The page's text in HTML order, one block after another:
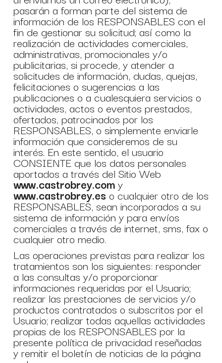
pasarán a forman parte del sistema de
información de los RESPONSABLES con el
fin de gestionar su solicitud; así como la
realización de actividades comerciales,
administrativas, promocionales y/o
publicitarias, si procede, y atender a
solicitudes de información, dudas, quejas,
felicitaciones o sugerencias a las
publicaciones o a cualesquiera servicios o
actividades, actos o eventos prestados,
ofertados, patrocinados por los
RESPONSABLES, o simplemente enviarle
información que consideremos de su
interés. En este sentido, el usuario
CONSIENTE que los datos personales
aportados a través del Sitio Web
www.castrobrey.comy
www.castrobrey.es o cualquier otro de los
RESPONSABLES, sean incorporados a su
sistema de información y para envíos
comerciales a través de internet, sms, fax o
cualquier otro medio.
Las operaciones previstas para realizar los
tratamientos son los siguientes: responder
a las consultas y/o proporcionar
informaciones requeridas por el Usuario;
realizar las prestaciones de servicios y/o
productos contratados o subscritos por el
Usuario; realizar todas aquellas actividades
propias de los RESPONSABLES por la
presente política de privacidad reseñadas
y remitir el boletín de noticias de la página